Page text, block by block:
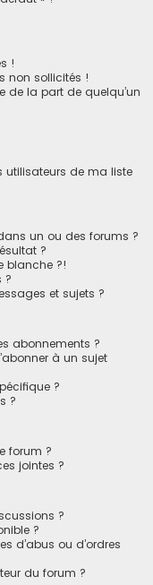
!
non sollicités !
de la part de quelqu’un
utilisateurs de ma liste
un ou des forums ?
?
blanche ?!
?
et sujets ?
abonnements ?
à un sujet
?
?
forum ?
jointes ?
?
?
d’abus ou d’ordres
du forum ?